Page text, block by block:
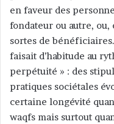
en faveur des
fondateur ou autre,
sortes de
faisait d’habitude au
perpétuité » : des
pratiques sociétales
certaine longévité
waqfs mais surtout